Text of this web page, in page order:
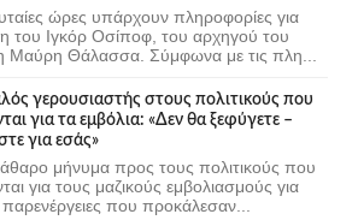
ώρες υπάρχουν πληροφορίες για
του Ιγκόρ Οσίποφ, του αρχηγού του
Μαύρη Θάλασσα. Σύμφωνα με τις πλη...
γερουσιαστής στους πολιτικούς που
για τα εμβόλια: «Δεν θα ξεφύγετε –
για εσάς»
μήνυμα προς τους πολιτικούς που
για τους μαζικούς εμβολιασμούς για
που προκάλεσαν...